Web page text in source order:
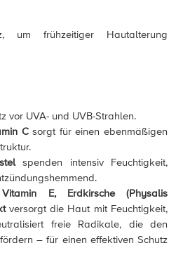
um frühzeitiger Hautalterung
vor UVA- und UVB-Strahlen.
Csorgt für einen ebenmäßigen
spenden intensiv Feuchtigkeit,
Vitamin E, Erdkirsche (Physalis
versorgt die Haut mit Feuchtigkeit,
freie Radikale, die den
– für einen effektiven Schutz